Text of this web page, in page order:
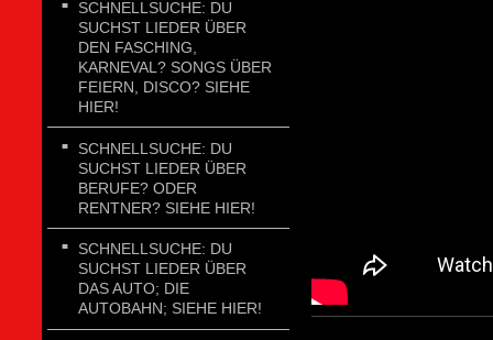
SCHNELLSUCHE: DU
SUCHST LIEDER ÜBER
DEN FASCHING,
KARNEVAL? SONGS ÜBER
FEIERN, DISCO? SIEHE
HIER!
SCHNELLSUCHE: DU
SUCHST LIEDER ÜBER
BERUFE? ODER
RENTNER? SIEHE HIER!
SCHNELLSUCHE: DU
SUCHST LIEDER ÜBER
DAS AUTO; DIE
AUTOBAHN; SIEHE HIER!